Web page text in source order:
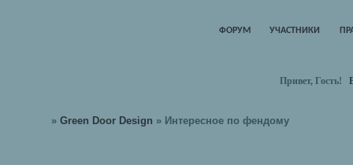
ФОРУМ УЧАСТНИКИ
Привет, Гость!
» Green Door Design » Интересное по фендому